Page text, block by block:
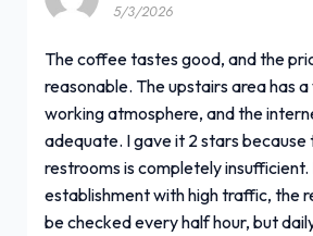
5/3/2026
The coffee tastes good, and the
reasonable. The upstairs area has
working atmosphere, and the
adequate. I gave it 2 stars because
restrooms is completely
establishment with high traffic, the
be checked every half hour, but